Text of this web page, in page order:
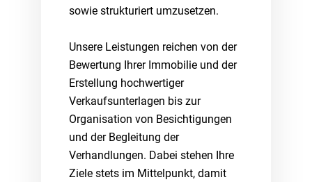
sowie strukturiert umzusetzen.
Unsere Leistungen reichen von der
Bewertung Ihrer Immobilie und der
Erstellung hochwertiger
Verkaufsunterlagen bis zur
Organisation von Besichtigungen
und der Begleitung der
Verhandlungen. Dabei stehen Ihre
Ziele stets im Mittelpunkt, damit